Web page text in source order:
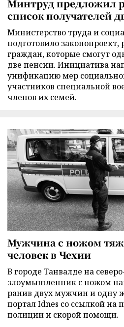
Минтруд предложил
список получателей
Министерство труда и
подготовило
граждан, которые смогут
две пенсии. Инициатива
унификацию мер
участников специальной
членов их семей.
Мужчина с ножом
человек в Чехии
В городе Танвалде на
злоумышленник с ножом
ранив двух мужчин и одну
портал Idnes со ссылкой на
полиции и скорой помощи.